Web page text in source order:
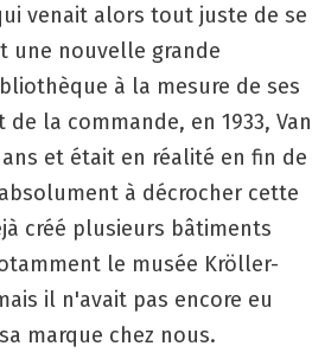
venait alors tout juste de se
une nouvelle grande
à la mesure de ses
la commande, en 1933, Van
et était en réalité en fin de
à décrocher cette
créé plusieurs bâtiments
le musée Kröller-
il n'avait pas encore eu
marque chez nous.